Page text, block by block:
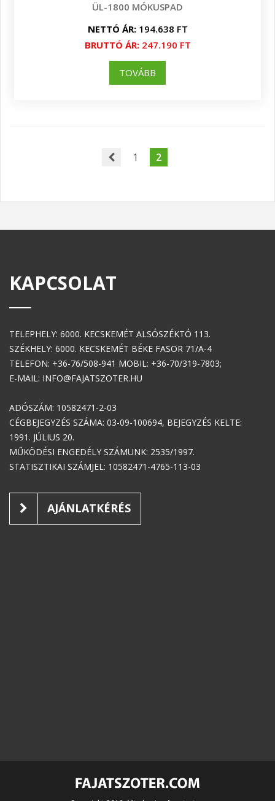
ÜL-1800 MÓKUSPAD
NETTÓ ÁR:194.638 FT
BRUTTÓ ÁR:247.190 FT
TOVÁBB
1 2
KAPCSOLAT
TELEPHELY: 6000. KECSKEMÉT ALSÓSZÉKTÓ 113.
SZÉKHELY: 6000. KECSKEMÉT BÉKE FASOR 71/A-4
TELEFON: +36-76/508-941 MOBIL: +36-70/319-7803;
E-MAIL: INFO@FAJATSZOTER.HU
ADÓSZÁM: 10582471-2-03
CÉGBEJEGYZÉS SZÁMA: 03-09-100694, BEJEGYZÉS KELTE:
1991. JÚLIUS 20.
MŰKÖDÉSI ENGEDÉLY SZÁMUNK: 2535/1997.
STATISZTIKAI SZÁMJEL: 10582471-4765-113-03
AJÁNLATKÉRÉS